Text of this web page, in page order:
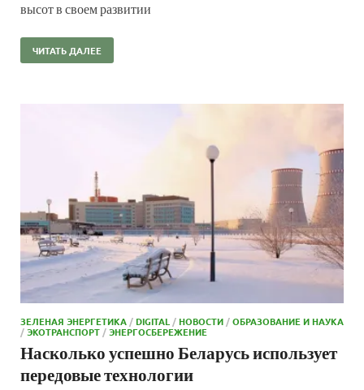
высот в своем развитии
ЧИТАТЬ ДАЛЕЕ
ЗЕЛЕНАЯ ЭНЕРГЕТИКА/DIGITAL/НОВОСТИ/ОБРАЗОВАНИЕ И НАУКА
/ЭКОТРАНСПОРТ/ЭНЕРГОСБЕРЕЖЕНИЕ
Насколько успешно Беларусь использует
передовые технологии